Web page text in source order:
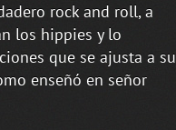
rock and roll, a
los hippies y lo
que se ajusta a su
enseñó en señor